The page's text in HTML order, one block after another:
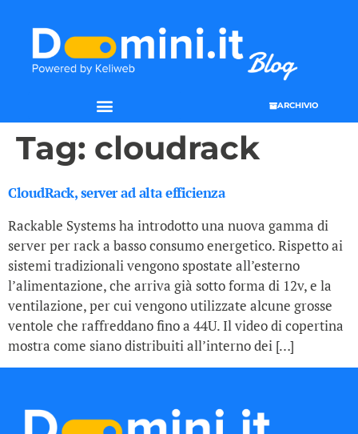
ARCHIVIO
Tag: cloudrack
CloudRack, server ad alta efficienza
Rackable Systems ha introdotto una nuova gamma di
server per rack a basso consumo energetico. Rispetto ai
sistemi tradizionali vengono spostate all’esterno
l’alimentazione, che arriva già sotto forma di 12v, e la
ventilazione, per cui vengono utilizzate alcune grosse
ventole che raffreddano fino a 44U. Il video di copertina
mostra come siano distribuiti all’interno dei […]